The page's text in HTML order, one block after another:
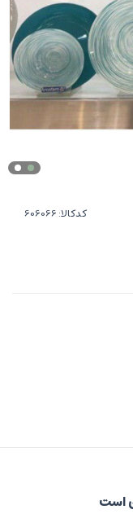
کدکالا:
است